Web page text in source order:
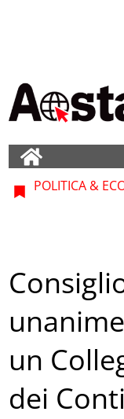
POLITICA &
un
dei